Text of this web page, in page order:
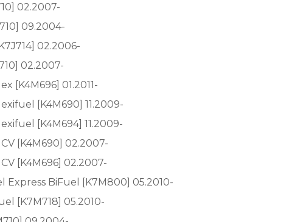
02.2007-
09.2004-
02.2006-
02.2007-
[K4M696] 01.2011-
[K4M690] 11.2009-
[K4M694] 11.2009-
[K4M690] 02.2007-
[K4M696] 02.2007-
Express BiFuel [K7M800] 05.2010-
[K7M718] 05.2010-